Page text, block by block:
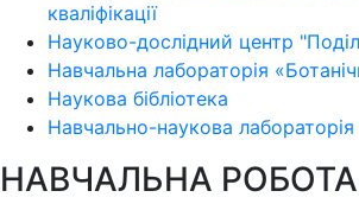
кваліфікації
Науково-дослідний центр
Навчальна лабораторія
Наукова бібліотека
Навчально-наукова лабораторія
НАВЧАЛЬНА РОБОТА